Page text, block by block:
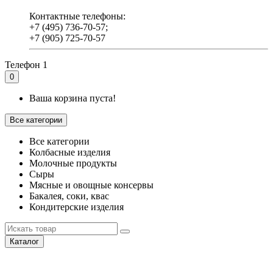
Контактные телефоны:
+7 (495) 736-70-57;
+7 (905) 725-70-57
Телефон 1
0
Ваша корзина пуста!
Все категории
Все категории
Колбасные изделия
Молочные продукты
Сыры
Мясные и овощные консервы
Бакалея, соки, квас
Кондитерские изделия
Каталог